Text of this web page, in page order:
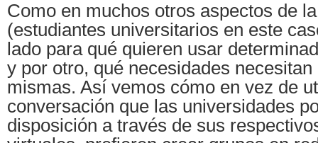
Como en muchos otros aspectos de
(estudiantes universitarios en este
lado para qué quieren usar
y por otro, qué necesidades
mismas. Así vemos cómo en vez de
conversación que las universidades
disposición a través de sus